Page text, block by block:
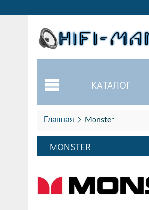
КАТАЛОГ
Главная Monster
MONSTER